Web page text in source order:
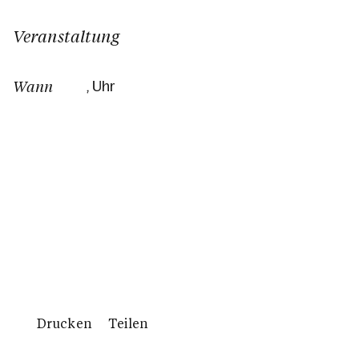
Kalender
Personen
Veranstaltung
Wann , Uhr
Drucken Teilen